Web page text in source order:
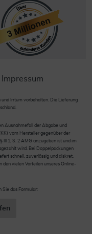
Impressum
Irrtum vorbehalten. Die Lieferung
Ausnahmefall der Abgabe und
vom Hersteller gegenüber der
III 1, S. 2 AMG anzugeben ist und im
wird. Bei Doppelpackungen
schnell, zuverlässig und diskret.
den vielen Vorteilen unseres Online-
Sie das Formular: